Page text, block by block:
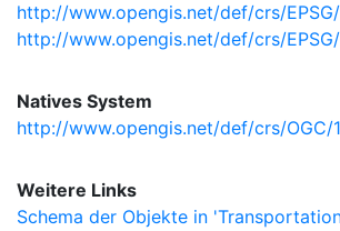
http://www.opengis.net/def/crs/
http://www.opengis.net/def/crs/
Natives System
http://www.opengis.net/def/crs/OGC/
Weitere Links
Schema der Objekte in